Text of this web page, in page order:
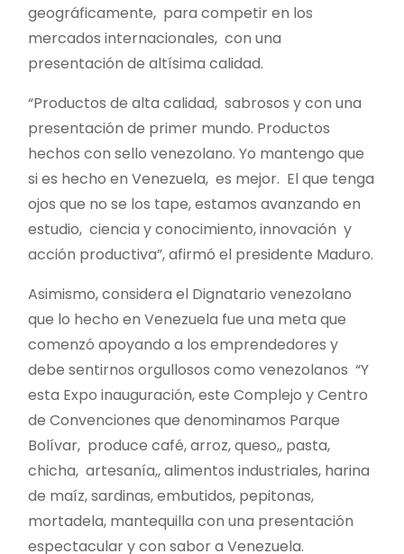
geográficamente, para competir en los
mercados internacionales, con una
presentación de altísima calidad.
“Productos de alta calidad, sabrosos y con una
presentación de primer mundo. Productos
hechos con sello venezolano. Yo mantengo que
si es hecho en Venezuela, es mejor. El que tenga
ojos que no se los tape, estamos avanzando en
estudio, ciencia y conocimiento, innovación y
acción productiva”, afirmó el presidente Maduro.
Asimismo, considera el Dignatario venezolano
que lo hecho en Venezuela fue una meta que
comenzó apoyando a los emprendedores y
debe sentirnos orgullosos como venezolanos “Y
esta Expo inauguración, este Complejo y Centro
de Convenciones que denominamos Parque
Bolívar, produce café, arroz, queso,, pasta,
chicha, artesanía,, alimentos industriales, harina
de maíz, sardinas, embutidos, pepitonas,
mortadela, mantequilla con una presentación
espectacular y con sabor a Venezuela.